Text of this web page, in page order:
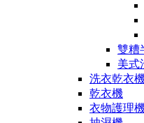
雙糟
美式
洗衣乾衣
乾衣機
衣物護理